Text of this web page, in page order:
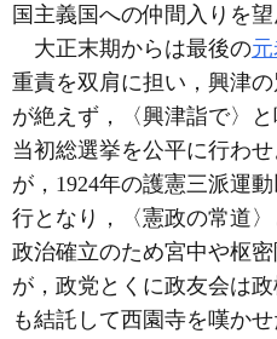
国主義国への仲間入りを望
大正末期からは最後の
重責を双肩に担い，興津
が絶えず，〈興津詣で〉
当初総選挙を公平に行わ
が，1924年の護憲三派運
行となり，〈憲政の常道
政治確立のため宮中や枢
が，政党とくに政友会は
も結託して西園寺を嘆か